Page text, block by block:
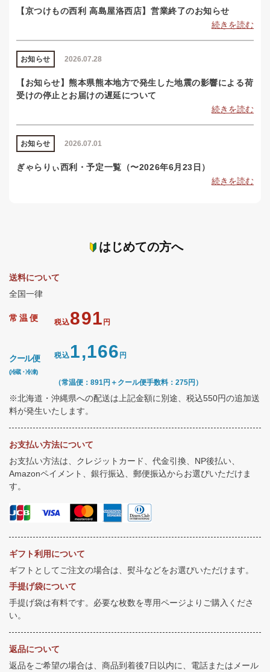
【京つけもの西利 高島屋洛西店】営業終了のお知らせ
続きを読む
2026.07.28
お知らせ
【お知らせ】熊本県熊本地方で発生した地震の影響による荷
受けの停止とお届けの遅延について
続きを読む
2026.07.01
お知らせ
ぎゃらりぃ西利・予定一覧（〜2026年6月23日）
続きを読む
はじめての方へ
送料について
全国一律
常温便 税込891 円
クール便
(冷蔵・冷凍)
税込1,166 円
（常温便：891円＋クール便手数料：275円）
※北海道・沖縄県への配送は上記金額に別途、税込550円の追加送
料が発生いたします。
お支払い方法について
お支払い方法は、クレジットカード、代金引換、NP後払い、
Amazonペイメント、銀行振込、郵便振込からお選びいただけま
す。
ギフト利用について
ギフトとしてご注文の場合は、熨斗などをお選びいただけます。
手提げ袋について
手提げ袋は有料です。必要な枚数を専用ページよりご購入くださ
い。
返品について
返品をご希望の場合は、商品到着後7日以内に、電話またはメール